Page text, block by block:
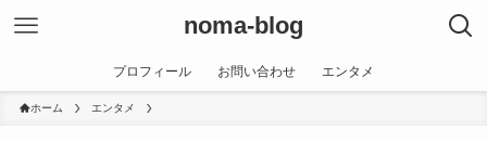
noma-blog
プロフィール お問い合わせ エンタメ
ホーム エンタメ